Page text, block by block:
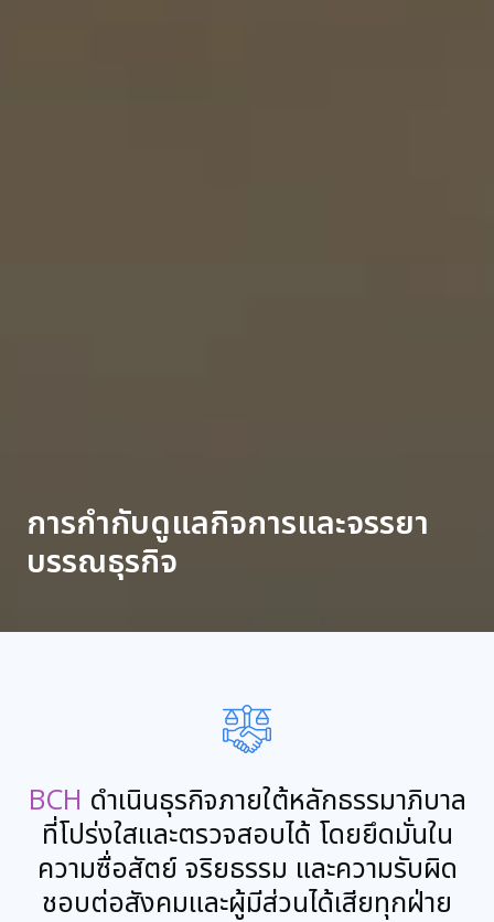
การกำกับดูแลกิจการและจรรยา
บรรณธุรกิจ
BCH ดำเนินธุรกิจภายใต้หลักธรรมาภิบาล
ที่โปร่งใสและตรวจสอบได้ โดยยึดมั่นใน
ความซื่อสัตย์ จริยธรรม และความรับผิด
ชอบต่อสังคมและผู้มีส่วนได้เสียทุกฝ่าย